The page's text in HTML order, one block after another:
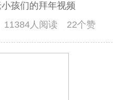
孩们的拜年视频
11384人阅读 22个赞